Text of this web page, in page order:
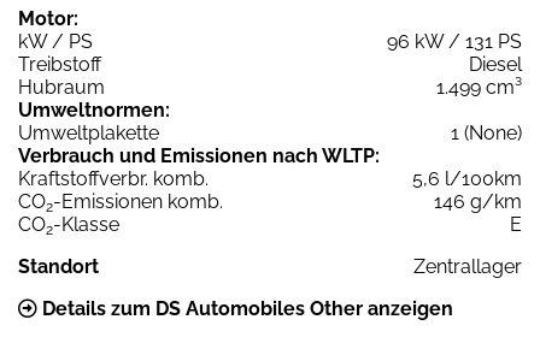
Motor:
kW / PS
96 kW / 131 PS
Treibstoff
Diesel
Hubraum
1.499 cm³
Umweltnormen:
Umweltplakette
1 (None)
Verbrauch und Emissionen nach WLTP:
Kraftstoffverbr. komb.
5,6 l/100km
CO2-Emissionen komb.
146 g/km
CO2-Klasse
E
Standort
Zentrallager
Details zum DS Automobiles Other anzeigen